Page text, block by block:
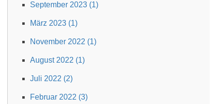
September 2023 (1)
März 2023 (1)
November 2022 (1)
August 2022 (1)
Juli 2022 (2)
Februar 2022 (3)